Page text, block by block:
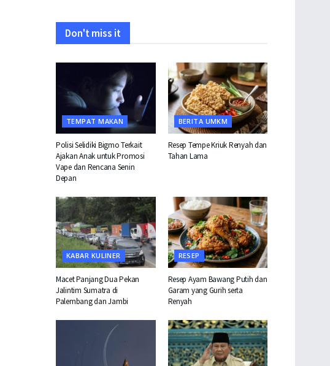
Don't miss it
TEMPAT MAKAN
Polisi Selidiki Bigmo Terkait
Ajakan Anak untuk Promosi
Vape dan Rencana Senin
Depan
BERITA UMKM
Resep Tempe Kriuk Renyah dan
Tahan Lama
KABAR KULINER
Macet Panjang Dua Pekan
Jalintim Sumatra di
Palembang dan Jambi
RESEP
Resep Ayam Bawang Putih dan
Garam yang Gurih serta
Renyah